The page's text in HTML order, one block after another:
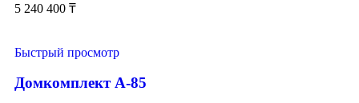
5 240 400 ₸
Быстрый просмотр
Домкомплект А-85